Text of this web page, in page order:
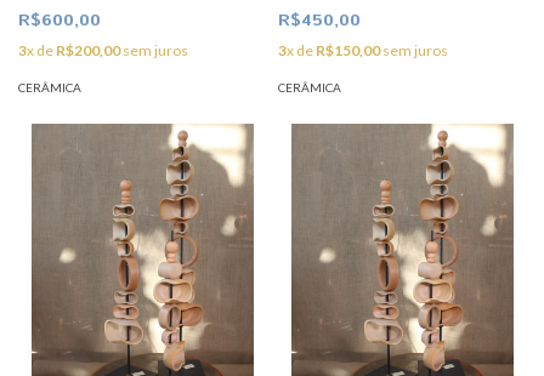
R$600,00
3x de R$200,00sem juros
CERÂMICA
R$450,00
3x de R$150,00sem juros
CERÂMICA